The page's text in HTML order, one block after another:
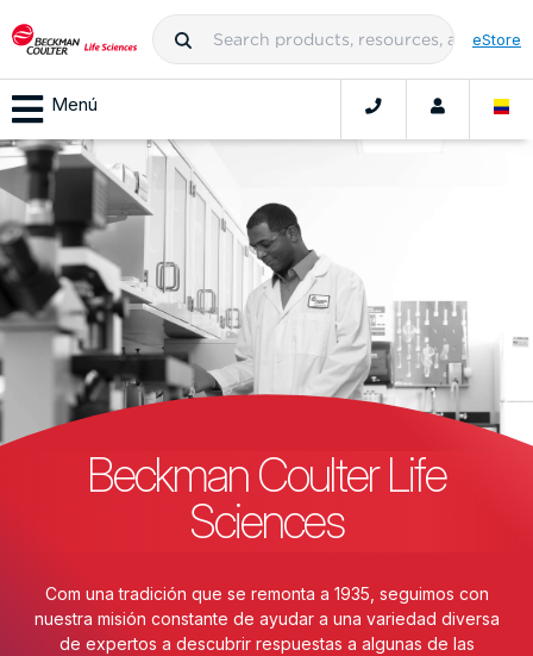
eStore
Menú
Beckman Coulter Life
Sciences
Com una tradición que se remonta a 1935, seguimos con
nuestra misión constante de ayudar a una variedad diversa
de expertos a descubrir respuestas a algunas de las